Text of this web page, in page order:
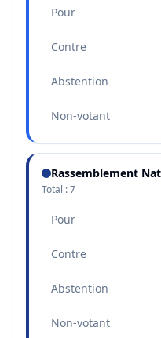
Pour
Contre
Abstention
Non-votant
Rassemblement
Total :7
Pour
Contre
Abstention
Non-votant